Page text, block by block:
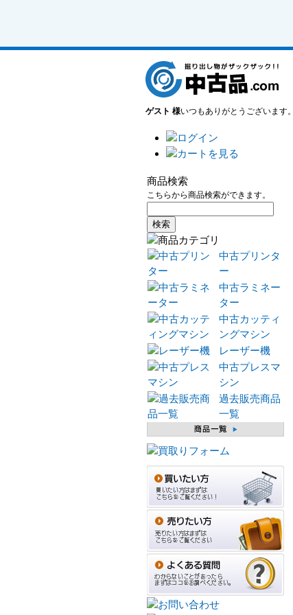
ゲスト 様いつもありがとうございます。
商品検索
こちらから商品検索ができます。
中古プリンタ
ー
中古ラミネー
ター
中古カッティ
ングマシン
レーザー機
中古プレスマ
シン
過去販売商品
一覧